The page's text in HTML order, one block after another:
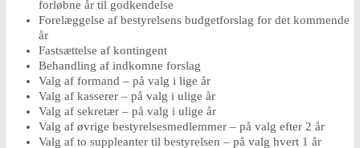
forløbne år til godkendelse
Forelæggelse af bestyrelsens budgetforslag for det kommende
år
Fastsættelse af kontingent
Behandling af indkomne forslag
Valg af formand – på valg i lige år
Valg af kasserer – på valg i ulige år
Valg af sekretær – på valg i ulige år
Valg af øvrige bestyrelsesmedlemmer – på valg efter 2 år
Valg af to suppleanter til bestyrelsen – på valg hvert 1 år